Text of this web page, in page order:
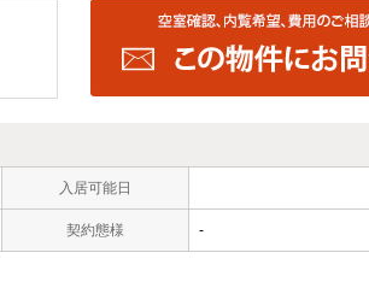
入居可能日
契約態様 -